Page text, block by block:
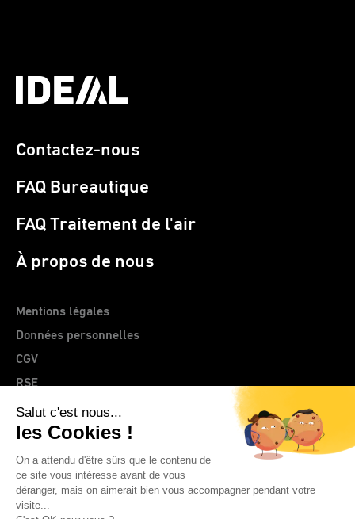
> Site web CLEMENTZ - EUROMEGRAS
Contactez-nous
FAQ Bureautique
FAQ Traitement de l'air
À propos de nous
Mentions légales
Données personnelles
CGV
RSE
© 2026 IDEAL France | CLEMENTZ - EUROMEGRAS